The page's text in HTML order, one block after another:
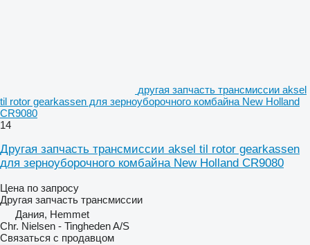
другая запчасть трансмиссии aksel
til rotor gearkassen для зерноуборочного комбайна New Holland
CR9080
14
Другая запчасть трансмиссии aksel til rotor gearkassen
для зерноуборочного комбайна New Holland CR9080
Цена по запросу
Другая запчасть трансмиссии
Дания, Hemmet
Chr. Nielsen - Tingheden A/S
Связаться с продавцом